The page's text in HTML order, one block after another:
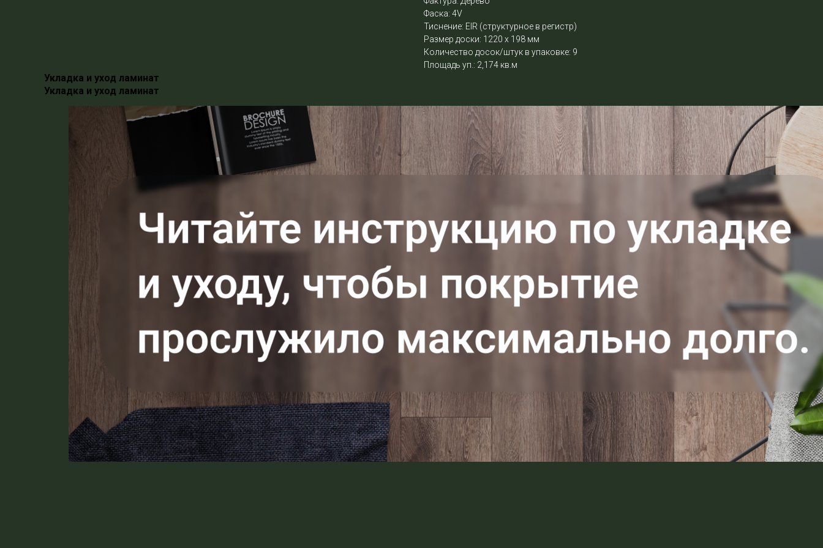
Фаска: 4V
Тиснение: EIR (структурное в регистр)
Размер доски: 1220 х 198 мм
Количество досок/штук в упаковке: 9
Площадь уп.: 2,174 кв.м
Укладка и уход ламинат
Укладка и уход ламинат